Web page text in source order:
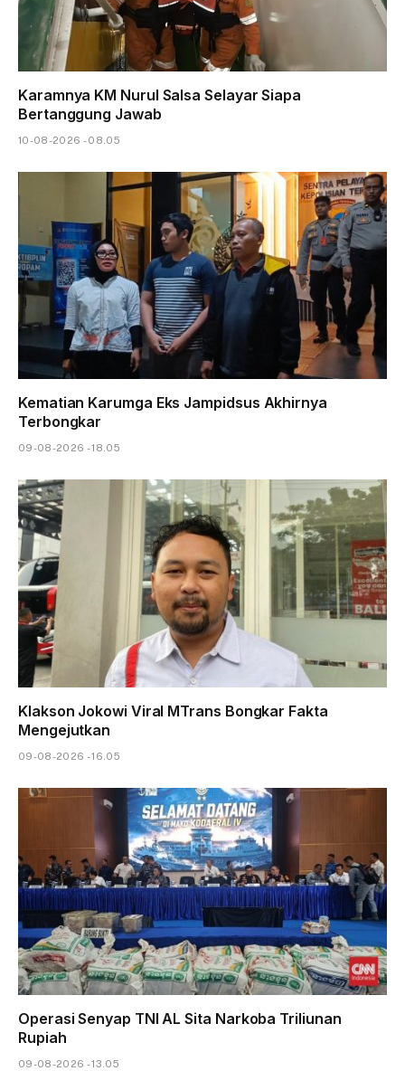
Karamnya KM Nurul Salsa Selayar Siapa
Bertanggung Jawab
10-08-2026 - 08.05
Kematian Karumga Eks Jampidsus Akhirnya
Terbongkar
09-08-2026 - 18.05
Klakson Jokowi Viral MTrans Bongkar Fakta
Mengejutkan
09-08-2026 - 16.05
Operasi Senyap TNI AL Sita Narkoba Triliunan
Rupiah
09-08-2026 - 13.05